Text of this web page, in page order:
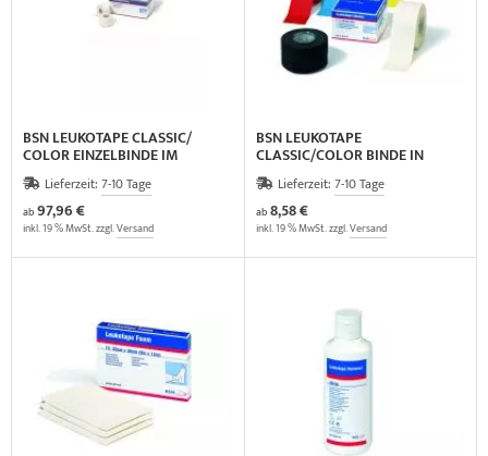
BSN LEUKOTAPE CLASSIC/
COLOR EINZELBINDE IM
KARTON (12 STÜCK)
Lieferzeit: 7-10 Tage
ab97,96 €
inkl. 19 % MwSt. zzgl.Versand
BSN LEUKOTAPE
CLASSIC/COLOR BINDE IN
FALTSCHACHTEL
Lieferzeit: 7-10 Tage
ab8,58 €
inkl. 19 % MwSt. zzgl.Versand